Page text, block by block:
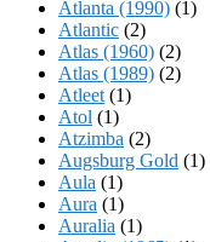
Atlanta (1990) (1)
Atlantic (2)
Atlas (1960) (2)
Atlas (1989) (2)
Atleet (1)
Atol (1)
Atzimba (2)
Augsburg Gold (1)
Aula (1)
Aura (1)
Auralia (1)